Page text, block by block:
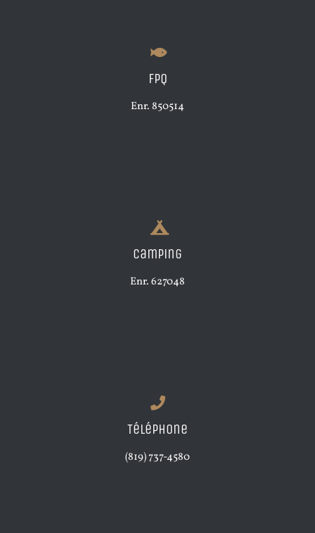
FPQ
Enr. 850514
Camping
Enr. 627048
Téléphone
(819) 737-4580